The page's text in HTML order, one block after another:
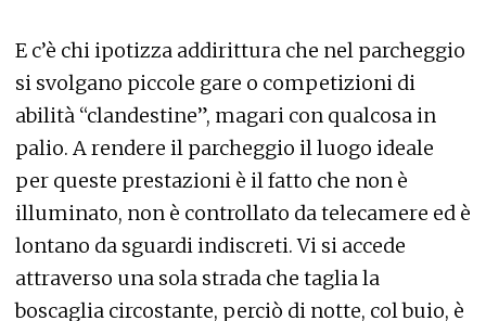
E c’è chi ipotizza addirittura che nel parcheggio
si svolgano piccole gare o competizioni di
abilità “clandestine”, magari con qualcosa in
palio. A rendere il parcheggio il luogo ideale
per queste prestazioni è il fatto che non è
illuminato, non è controllato da telecamere ed è
lontano da sguardi indiscreti. Vi si accede
attraverso una sola strada che taglia la
boscaglia circostante, perciò di notte, col buio, è